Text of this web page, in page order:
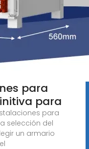
para
para
para
selección del
un armario